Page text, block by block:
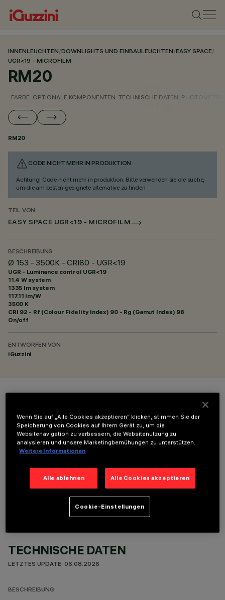
INNENLEUCHTEN/DOWNLIGHTS UND EINBAULEUCHTEN/EASY SPACE/
UGR<19 - MICROFILM
RM20
FARBE OPTIONALE KOMPONENTEN TECHNISCHE DATEN
RM20
CODE NICHT MEHR IN PRODUKTION
Achtung! Code nicht mehr in produktion. Bitte verwenden sie die suche,
um die am besten geeignete alternative zu finden.
TEIL VON
EASY SPACE UGR<19 - MICROFILM
BESCHREIBUNG
Ø 153 - 3500K - CRI80 - UGR<19
UGR - Luminance control UGR<19
11.4 W system
1335 lm system
117.11 lm/W
3500 K
CRI 92 - Rf (Colour Fidelity Index) 90 - Rg (Gamut Index) 98
On/off
ENTWORFEN VON
iGuzzini
OPTIONALE KOMPONENTEN
TECHNISCHE DATEN
LETZTES UPDATE: 06.08.2026
BESCHREIBUNG
Wenn Sie auf „Alle Cookies akzeptieren“ klicken, stimmen Sie der
Speicherung von Cookies auf Ihrem Gerät zu, um die
Websitenavigation zu verbessern, die Websitenutzung zu
analysieren und unsere Marketingbemühungen zu unterstützen.
Weitere Informationen
Alle ablehnen Alle Cookies akzeptieren
Cookie-Einstellungen